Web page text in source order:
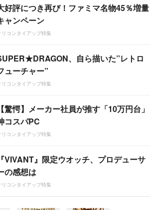
好評につき再び！ファミマ名物45％増量
ャンペーン
リコンタイアップ特集
、自ら描いた”レトロ
ューチャー”
リコンタイアップ特集
【驚愕】メーカー社員が推す「10万円台」
コスパPC
リコンタイアップ特集
『VIVANT』限定ウオッチ、プロデューサ
の感想は
リコンタイアップ特集